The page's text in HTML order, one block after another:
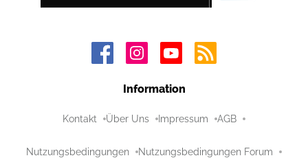
Information
Kontakt Über Uns Impressum AGB
Nutzungsbedingungen Nutzungsbedingungen Forum